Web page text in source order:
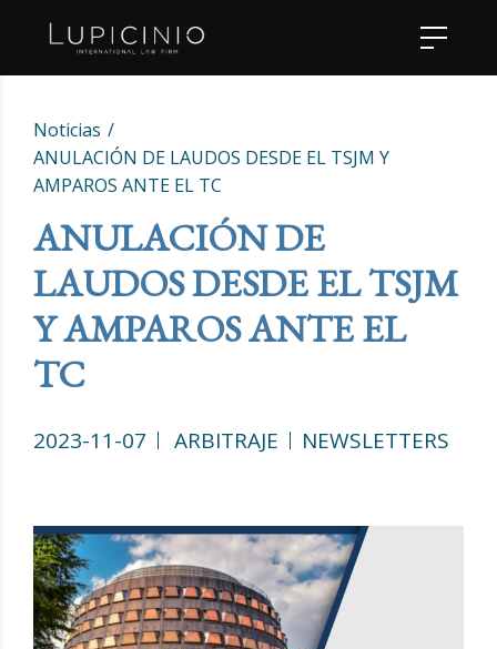
Noticias
ANULACIÓN DE LAUDOS DESDE EL TSJM Y
AMPAROS ANTE EL TC
ANULACIÓN DE
LAUDOS DESDE EL TSJM
Y AMPAROS ANTE EL
TC
2023-11-07 ARBITRAJE NEWSLETTERS